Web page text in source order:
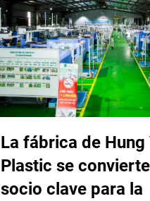
La fábrica de Hung
Plastic se
socio clave para la